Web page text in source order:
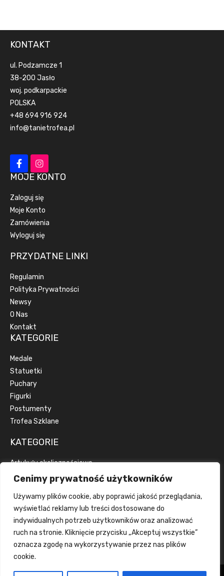
Cenimy prywatność użytkowników
Używamy plików cookie, aby poprawić jakość przeglądania,
wyświetlać reklamy lub treści dostosowane do
indywidualnych potrzeb użytkowników oraz analizować
ruch na stronie. Kliknięcie przycisku „Akceptuj wszystkie”
oznacza zgodę na wykorzystywanie przez nas plików
cookie.
KONTAKT
ul. Podzamcze 1
38-200 Jasło
woj. podkarpackie
POLSKA
+48 694 916 924
info@tanietrofea.pl
MOJE KONTO
Zaloguj się
Moje Konto
Zamówienia
Wyloguj się
PRZYDATNE LINKI
Regulamin
Polityka Prywatności
Newsy
O Nas
Kontakt
KATEGORIE
Medale
Statuetki
Puchary
Figurki
Postumenty
Trofea Szklane
KATEGORIE
Artykuły okolicznościowe
Artykuły reklamowe
Emblematy
Wstążki
Grawerka
Wszelkie prawa zastrzeżone tanietrofea.pl